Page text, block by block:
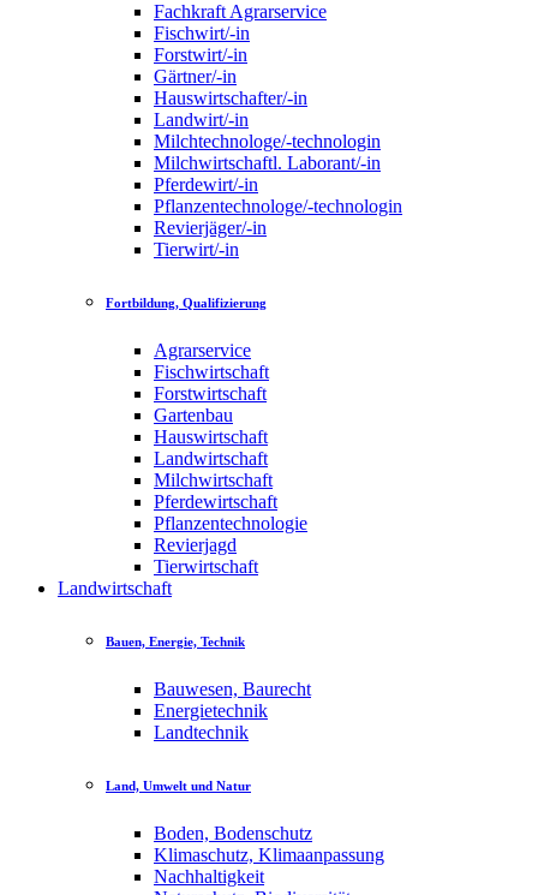
Fachkraft Agrarservice
Fischwirt/-in
Forstwirt/-in
Gärtner/-in
Hauswirtschafter/-in
Landwirt/-in
Milchtechnologe/-technologin
Milchwirtschaftl. Laborant/-in
Pferdewirt/-in
Pflanzentechnologe/-technologin
Revierjäger/-in
Tierwirt/-in
Fortbildung, Qualifizierung
Agrarservice
Fischwirtschaft
Forstwirtschaft
Gartenbau
Hauswirtschaft
Landwirtschaft
Milchwirtschaft
Pferdewirtschaft
Pflanzentechnologie
Revierjagd
Tierwirtschaft
Landwirtschaft
Bauen, Energie, Technik
Bauwesen, Baurecht
Energietechnik
Landtechnik
Land, Umwelt und Natur
Boden, Bodenschutz
Klimaschutz, Klimaanpassung
Nachhaltigkeit